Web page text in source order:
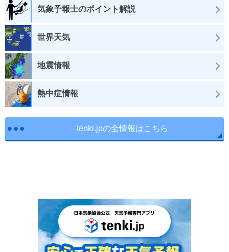
気象予報士のポイント解説
世界天気
地震情報
熱中症情報
tenki.jpの全情報はこちら